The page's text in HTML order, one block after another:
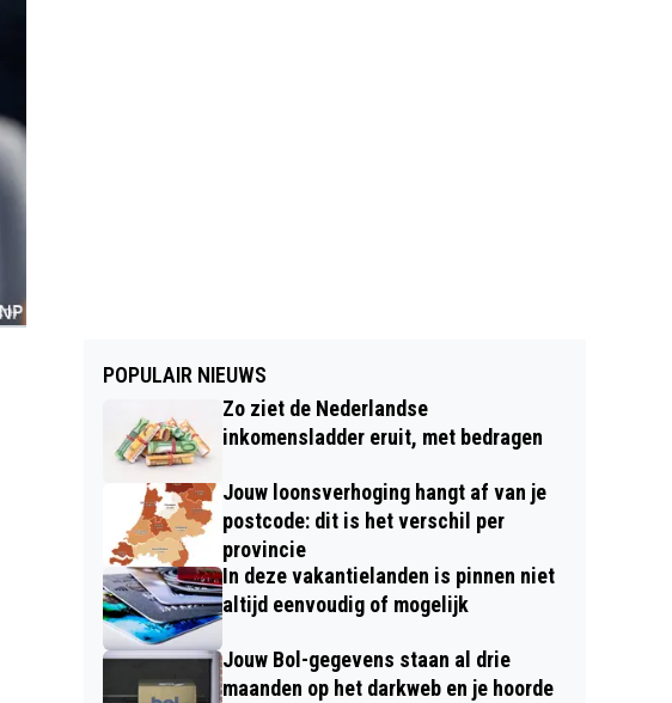
POPULAIR NIEUWS
Zo ziet de Nederlandse
inkomensladder eruit, met bedragen
Jouw loonsverhoging hangt af van je
postcode: dit is het verschil per
provincie
In deze vakantielanden is pinnen niet
altijd eenvoudig of mogelijk
Jouw Bol-gegevens staan al drie
maanden op het darkweb en je hoorde